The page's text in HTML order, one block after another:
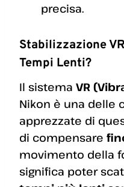
precisa.
Stabilizzazione
Tempi Lenti?
Il sistema VR
Nikon è una delle
apprezzate di
di compensare
movimento della
significa poter